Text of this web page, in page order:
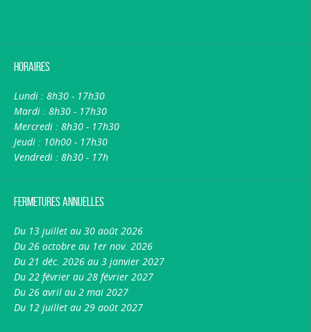
Horaires
Lundi : 8h30 - 17h30
Mardi : 8h30 - 17h30
Mercredi : 8h30 - 17h30
Jeudi : 10h00 - 17h30
Vendredi : 8h30 - 17h
Fermetures annuelles
Du 13 juillet au 30 août 2026
Du 26 octobre au 1er nov. 2026
Du 21 déc. 2026 au 3 janvier 2027
Du 22 février au 28 février 2027
Du 26 avril au 2 mai 2027
Du 12 juillet au 29 août 2027